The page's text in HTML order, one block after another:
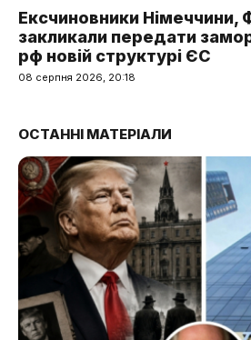
Ексчиновники Німеччини,
закликали передати
рф новій структурі ЄС
08 серпня 2026, 20:18
ОСТАННІ МАТЕРІАЛИ